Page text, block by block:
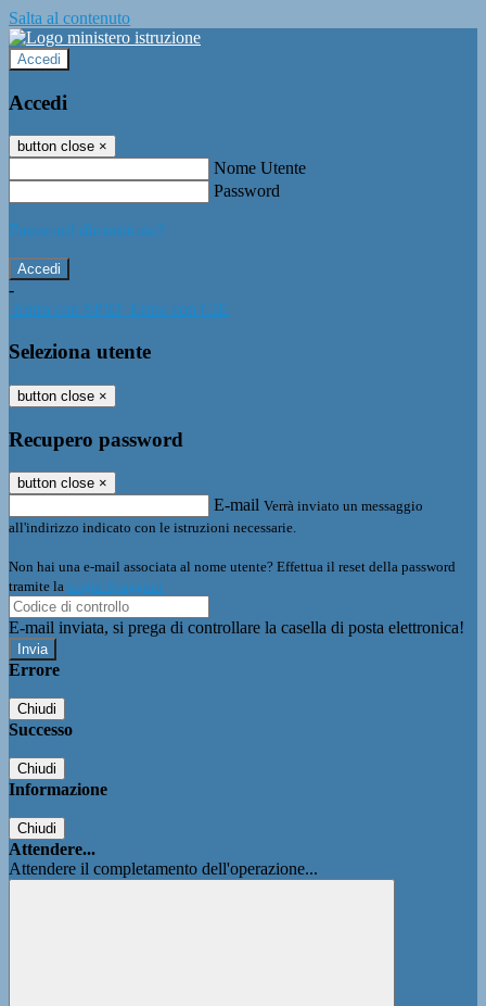
Salta al contenuto
Accedi
Accedi
button close ×
Nome Utente
Password
Password dimenticata?
-
Entra con SPID Entra con CIE
Seleziona utente
button close ×
Recupero password
button close ×
E-mail Verrà inviato un messaggio
all'indirizzo indicato con le istruzioni necessarie.
Non hai una e-mail associata al nome utente? Effettua il reset della password
tramite la Login Spaggiari
E-mail inviata, si prega di controllare la casella di posta elettronica!
Errore
Chiudi
Successo
Chiudi
Informazione
Chiudi
Attendere...
Attendere il completamento dell'operazione...